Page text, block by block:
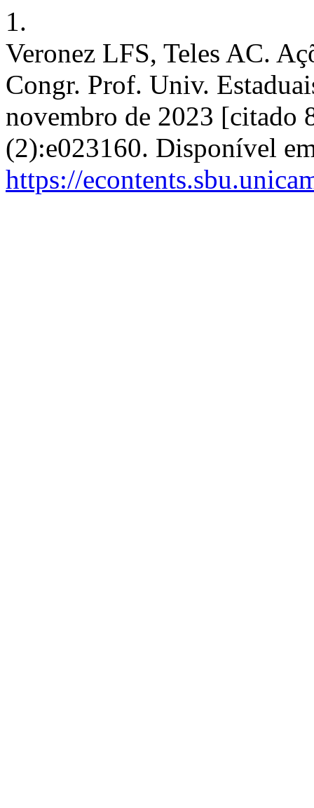
1.
Veronez LFS, Teles AC.
Congr. Prof. Univ.
novembro de 2023 [citado
(2):e023160. Disponível
https://